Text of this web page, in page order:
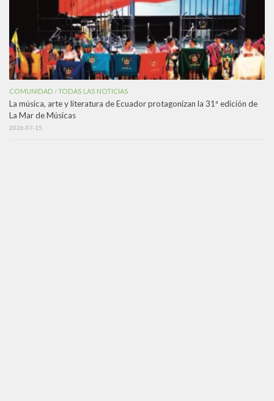
COMUNIDAD /TODAS LAS NOTICIAS
La música, arte y literatura de Ecuador protagonizan la 31ª edición de
La Mar de Músicas
2026-07-15